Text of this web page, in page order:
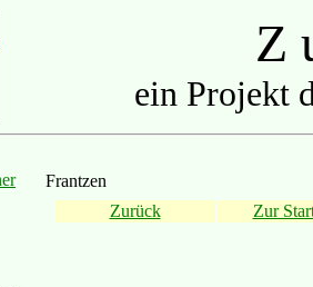
Z
ein Projekt
Frantzen
Zurück
Zur